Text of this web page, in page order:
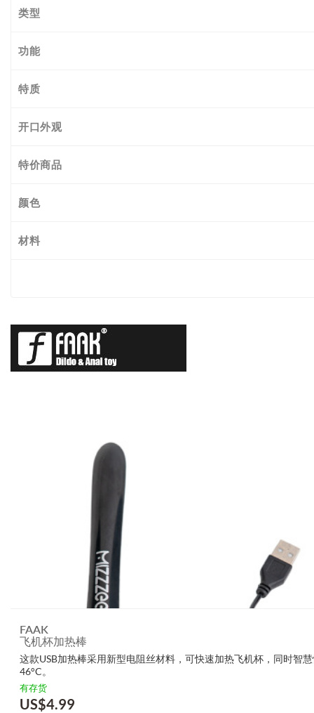
类型
功能
特质
开口外观
特价商品
颜色
材料
FAAK
飞机杯加热棒
这款USB加热棒采用新型电阻丝材料，可快速加热飞机杯，同时智
46°C。
有存货
US$4.99